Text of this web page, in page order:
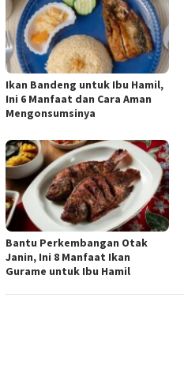
Ikan Bandeng untuk Ibu Hamil,
Ini 6 Manfaat dan Cara Aman
Mengonsumsinya
Bantu Perkembangan Otak
Janin, Ini 8 Manfaat Ikan
Gurame untuk Ibu Hamil